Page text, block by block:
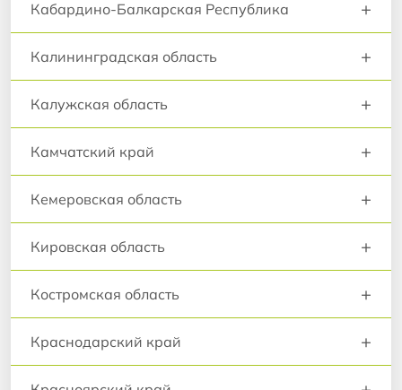
Кабардино-Балкарская Республика +
Калининградская область +
Калужская область +
Камчатский край +
Кемеровская область +
Кировская область +
Костромская область +
Краснодарский край +